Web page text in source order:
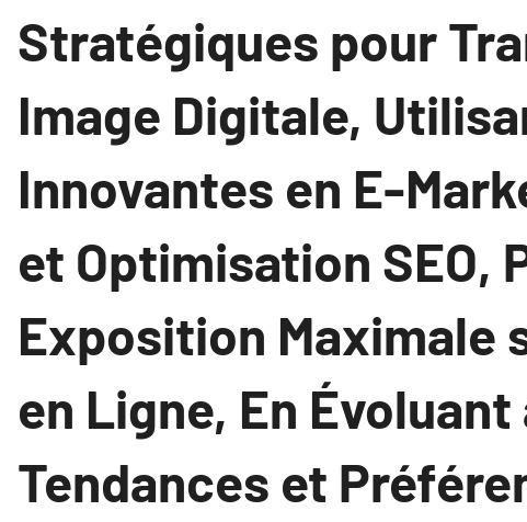
Stratégiques pour
Image Digitale,
Innovantes en E-
et Optimisation SEO,
Exposition Maximale
en Ligne, En
Tendances et